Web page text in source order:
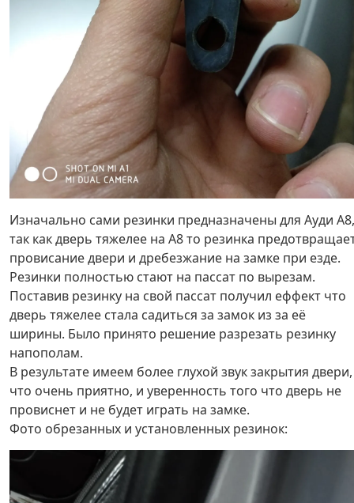
Изначально сами резинки предназначены для Ауди А8,
так как дверь тяжелее на А8 то резинка
провисание двери и дребезжание на замке при езде.
Резинки полностью стают на пассат по вырезам.
Поставив резинку на свой пассат получил еффект что
дверь тяжелее стала садиться за замок из за её
ширины. Было принято решение разрезать резинку
напополам.
В результате имеем более глухой звук закрытия двери,
что очень приятно, и уверенность того что дверь не
провиснет и не будет играть на замке.
Фото обрезанных и установленных резинок: